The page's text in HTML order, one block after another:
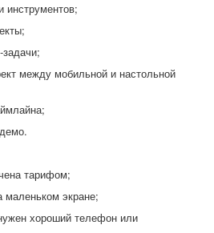
инструментов;
между мобильной и настольной
тарифом;
маленьком экране;
хороший телефон или